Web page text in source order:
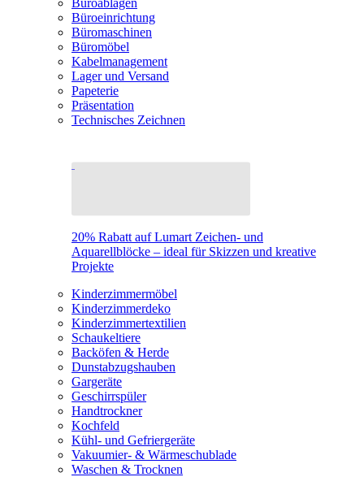
Büroablagen
Büroeinrichtung
Büromaschinen
Büromöbel
Kabelmanagement
Lager und Versand
Papeterie
Präsentation
Technisches Zeichnen
20% Rabatt auf Lumart Zeichen- und
Aquarellblöcke – ideal für Skizzen und kreative
Projekte
Kinderzimmermöbel
Kinderzimmerdeko
Kinderzimmertextilien
Schaukeltiere
Backöfen & Herde
Dunstabzugshauben
Gargeräte
Geschirrspüler
Handtrockner
Kochfeld
Kühl- und Gefriergeräte
Vakuumier- & Wärmeschublade
Waschen & Trocknen